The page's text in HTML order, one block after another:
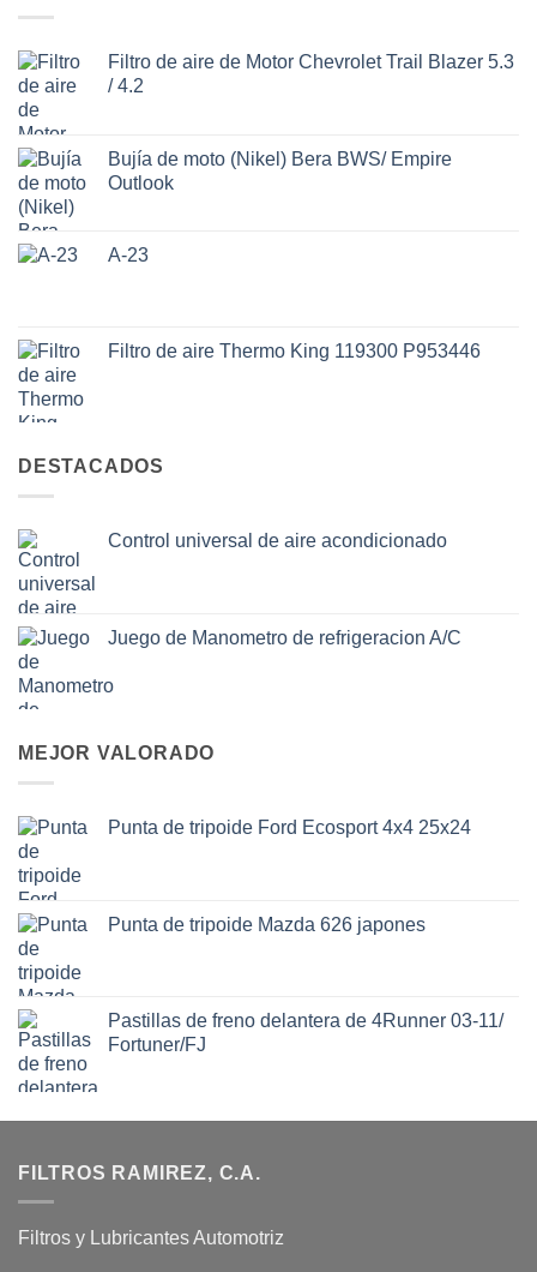
Filtro de aire de Motor Chevrolet Trail Blazer 5.3
/ 4.2
Bujía de moto (Nikel) Bera BWS/ Empire
Outlook
A-23
Filtro de aire Thermo King 119300 P953446
DESTACADOS
Control universal de aire acondicionado
Juego de Manometro de refrigeracion A/C
MEJOR VALORADO
Punta de tripoide Ford Ecosport 4x4 25x24
Punta de tripoide Mazda 626 japones
Pastillas de freno delantera de 4Runner 03-11/
Fortuner/FJ
FILTROS RAMIREZ, C.A.
Filtros y Lubricantes Automotriz